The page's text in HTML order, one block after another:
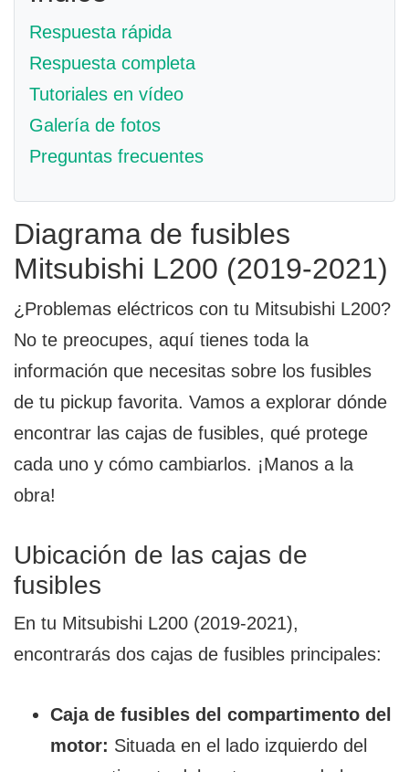
Respuesta rápida
Respuesta completa
Tutoriales en vídeo
Galería de fotos
Preguntas frecuentes
Diagrama de fusibles
Mitsubishi L200 (2019-2021)
¿Problemas eléctricos con tu Mitsubishi L200?
No te preocupes, aquí tienes toda la
información que necesitas sobre los fusibles
de tu pickup favorita. Vamos a explorar dónde
encontrar las cajas de fusibles, qué protege
cada uno y cómo cambiarlos. ¡Manos a la
obra!
Ubicación de las cajas de
fusibles
En tu Mitsubishi L200 (2019-2021),
encontrarás dos cajas de fusibles principales:
Caja de fusibles del compartimento del
motor: Situada en el lado izquierdo del